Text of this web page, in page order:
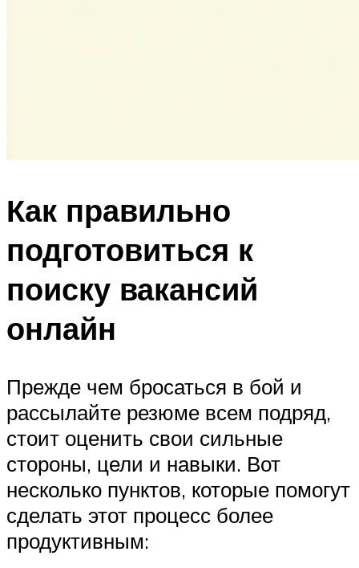
Как правильно
подготовиться к
поиску вакансий
онлайн
Прежде чем бросаться в бой и
рассылайте резюме всем подряд,
стоит оценить свои сильные
стороны, цели и навыки. Вот
несколько пунктов, которые помогут
сделать этот процесс более
продуктивным: